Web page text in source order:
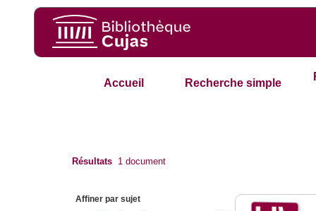
Accueil Recherche simple
Résultats 1 document
Affiner par sujet